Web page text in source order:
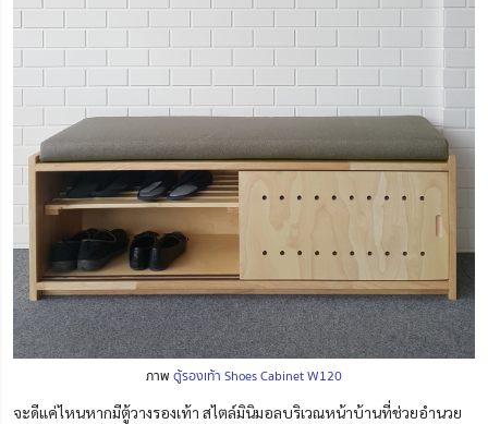
ภาพ ตู้รองเท้า Shoes CabinetW120
จะดีแค่ไหนหากมีตู้วางรองเท้า สไตล์มินิมอลบริเวณหน้าบ้านที่ช่วยอำนวย